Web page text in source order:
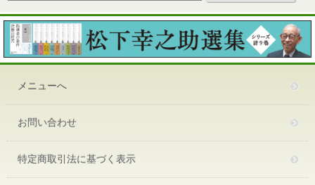
メニューへ
お問い合わせ
特定商取引法に基づく表示